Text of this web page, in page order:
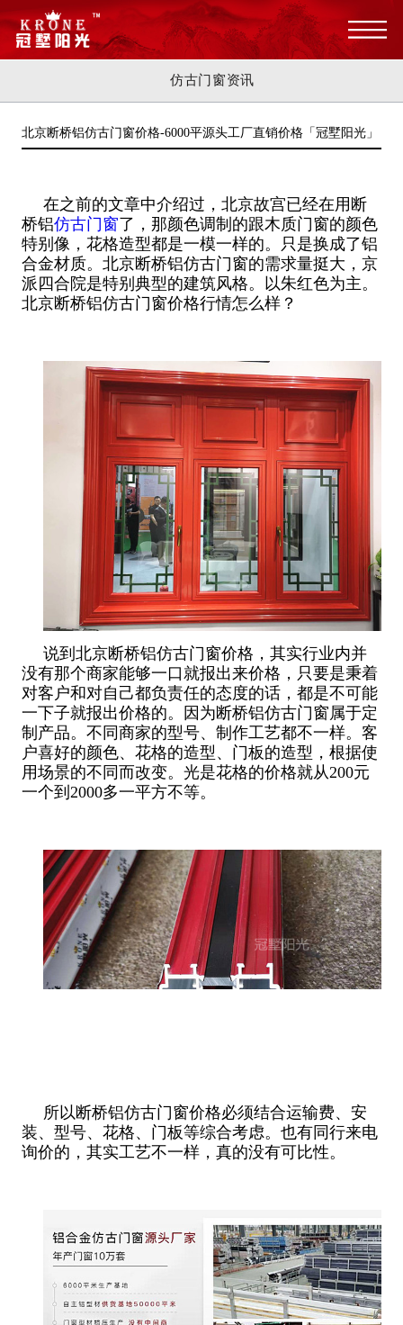
仿古门窗资讯
北京断桥铝仿古门窗价格-6000平源头工厂直销价格「冠墅阳光」
在之前的文章中介绍过，北京故宫已经在用断
桥铝仿古门窗了，那颜色调制的跟木质门窗的颜色
特别像，花格造型都是一模一样的。只是换成了铝
合金材质。北京断桥铝仿古门窗的需求量挺大，京
派四合院是特别典型的建筑风格。以朱红色为主。
北京断桥铝仿古门窗价格行情怎么样？
说到北京断桥铝仿古门窗价格，其实行业内并
没有那个商家能够一口就报出来价格，只要是秉着
对客户和对自己都负责任的态度的话，都是不可能
一下子就报出价格的。因为断桥铝仿古门窗属于定
制产品。不同商家的型号、制作工艺都不一样。客
户喜好的颜色、花格的造型、门板的造型，根据使
用场景的不同而改变。光是花格的价格就从200元
一个到2000多一平方不等。
所以断桥铝仿古门窗价格必须结合运输费、安
装、型号、花格、门板等综合考虑。也有同行来电
询价的，其实工艺不一样，真的没有可比性。